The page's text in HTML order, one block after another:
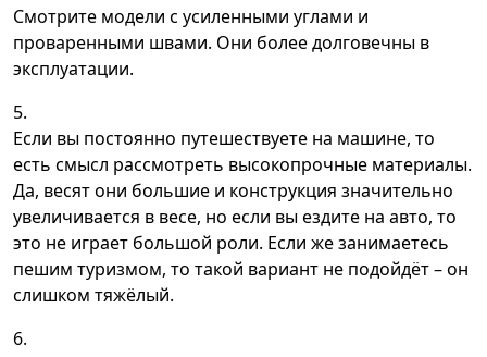
Смотрите модели с усиленными углами и
проваренными швами. Они более долговечны в
эксплуатации.
Если вы постоянно путешествуете на машине, то
есть смысл рассмотреть высокопрочные материалы.
Да, весят они большие и конструкция значительно
увеличивается в весе, но если вы ездите на авто, то
это не играет большой роли. Если же занимаетесь
пешим туризмом, то такой вариант не подойдёт – он
слишком тяжёлый.